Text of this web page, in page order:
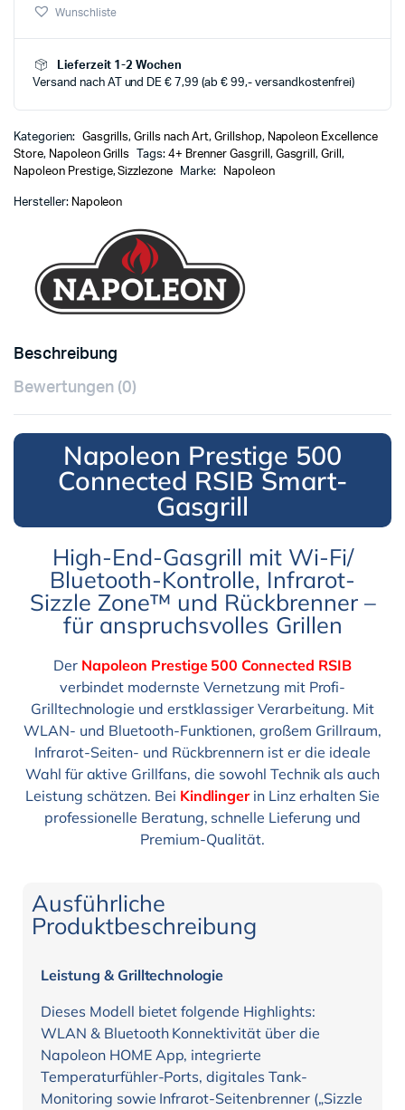
Wunschliste
Lieferzeit 1-2 Wochen
Versand nach AT und DE € 7,99 (ab € 99,- versandkostenfrei)
Kategorien: Gasgrills,Grills nach Art, Grillshop, Napoleon Excellence
Store, Napoleon Grills Tags:4+ Brenner Gasgrill , Gasgrill,Grill,
Napoleon Prestige,Sizzlezone Marke: Napoleon
Hersteller: Napoleon
Beschreibung
Bewertungen (0)
Napoleon Prestige 500
Connected RSIB Smart-
Gasgrill
High-End-Gasgrill mit Wi-Fi/
Bluetooth-Kontrolle, Infrarot-
Sizzle Zone™ und Rückbrenner –
für anspruchsvolles Grillen
Der Napoleon Prestige 500 Connected RSIB
verbindet modernste Vernetzung mit Profi-
Grilltechnologie und erstklassiger Verarbeitung. Mit
WLAN- und Bluetooth-Funktionen, großem Grillraum,
Infrarot-Seiten- und Rückbrennern ist er die ideale
Wahl für aktive Grillfans, die sowohl Technik als auch
Leistung schätzen. Bei Kindlingerin Linz erhalten Sie
professionelle Beratung, schnelle Lieferung und
Premium-Qualität.
Ausführliche
Produktbeschreibung
Leistung & Grilltechnologie
Dieses Modell bietet folgende Highlights:
WLAN & Bluetooth Konnektivität über die
Napoleon HOME App, integrierte
Temperaturfühler-Ports, digitales Tank-
Monitoring sowie Infrarot-Seitenbrenner („Sizzle